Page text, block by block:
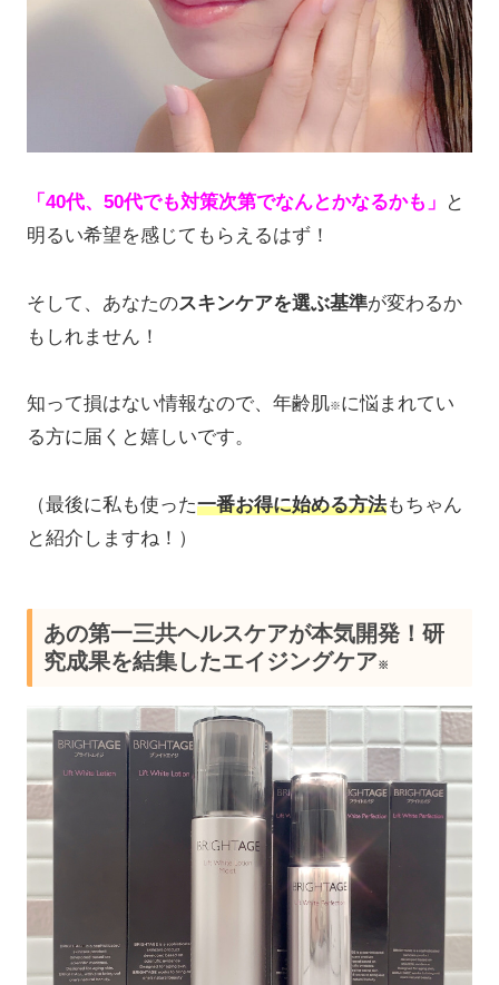
「40代、50代でも対策次第でなんとかなるかも」
と
明るい希望を感じてもらえるはず！
そして、あなたのスキンケアを選ぶ基準が変わるか
もしれません！
知って損はない情報なので、年齢肌※に悩まれてい
る方に届くと嬉しいです。
（最後に私も使った一番お得に始める方法もちゃん
と紹介しますね！）
あの第一三共ヘルスケアが本気開発！研
究成果を結集したエイジングケア※